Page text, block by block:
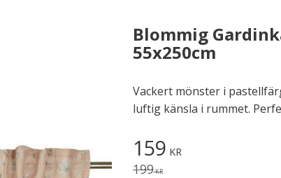
Blommig
55x250cm
Vackert mönster i
luftig känsla i rummet.
Nedsatt pris:
159 KR
Ordinarie pris:
199KR